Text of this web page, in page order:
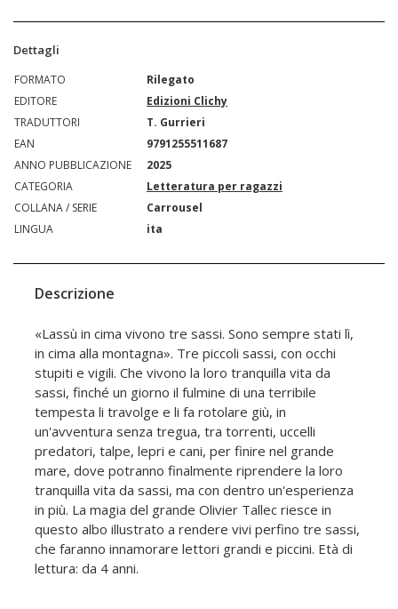
Dettagli
FORMATO
Rilegato
EDITORE
Edizioni Clichy
TRADUTTORI
T. Gurrieri
EAN
9791255511687
ANNO PUBBLICAZIONE
2025
CATEGORIA
Letteratura per ragazzi
COLLANA / SERIE
Carrousel
LINGUA
ita
Descrizione
«Lassù in cima vivono tre sassi. Sono sempre stati lì,
in cima alla montagna». Tre piccoli sassi, con occhi
stupiti e vigili. Che vivono la loro tranquilla vita da
sassi, finché un giorno il fulmine di una terribile
tempesta li travolge e li fa rotolare giù, in
un'avventura senza tregua, tra torrenti, uccelli
predatori, talpe, lepri e cani, per finire nel grande
mare, dove potranno finalmente riprendere la loro
tranquilla vita da sassi, ma con dentro un'esperienza
in più. La magia del grande Olivier Tallec riesce in
questo albo illustrato a rendere vivi perfino tre sassi,
che faranno innamorare lettori grandi e piccini. Età di
lettura: da 4 anni.